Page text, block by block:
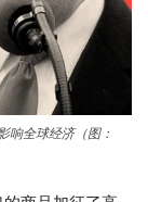
响全球经济（图：